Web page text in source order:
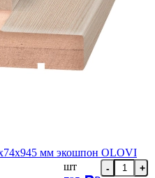
мм экошпон OLOVI
шт
- +